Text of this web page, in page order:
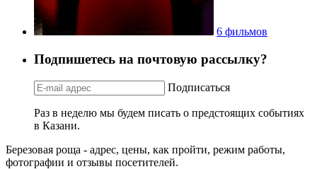
6 фильмов
Подпишетесь на почтовую рассылку?
Подписаться
Раз в неделю мы будем писать о предстоящих событиях
в Казани.
Березовая роща - адрес, цены, как пройти, режим работы,
фотографии и отзывы посетителей.